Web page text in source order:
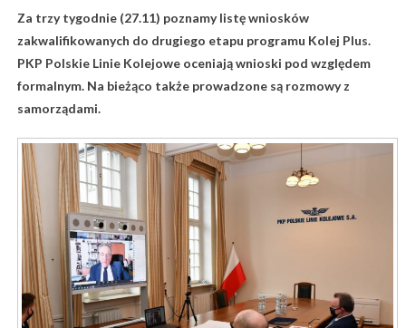
Za trzy tygodnie (27.11) poznamy listę wniosków
zakwalifikowanych do drugiego etapu programu Kolej Plus.
PKP Polskie Linie Kolejowe oceniają wnioski pod względem
formalnym. Na bieżąco także prowadzone są rozmowy z
samorządami.